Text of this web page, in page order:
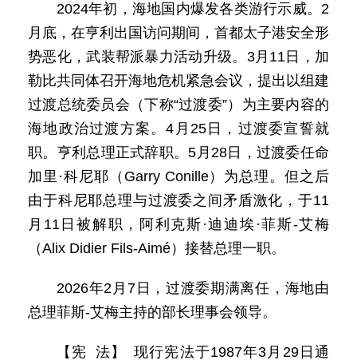
2024年初，海地国内爆发各类游行示威。2
月底，在亨利出国访问期间，首都太子港安全形
势恶化，武装帮派暴力活动升级。3月11日，加
勒比共同体召开海地危机紧急会议，提出以组建
过渡总统委员会（下称“过渡委”）为主要内容的
海地政治过渡方案。4月25日，过渡委宣誓就
职。亨利总理正式辞职。5月28日，过渡委任命
加里·科尼耶（Garry Conille）为总理。但之后
由于科尼耶总理与过渡委之间矛盾激化，于11
月11日被解职，阿利克斯·迪迪埃·菲斯-艾梅
（Alix Didier Fils-Aimé）接替总理一职。
2026年2月7日，过渡委期满离任，海地由
总理菲斯-艾梅主持的部长理事会领导。
【宪 法】 现行宪法于1987年3月29日通